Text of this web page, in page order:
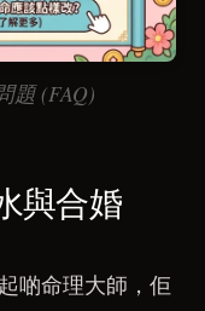
題 (FAQ)
與合婚
啲命理大師，佢